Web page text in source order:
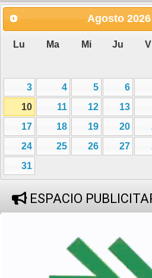
Agosto 2026
Lu Ma Mi Ju
3
4 5 6
10
11 12 13
17
18 19 20
24
25 26 27
31
ESPACIO